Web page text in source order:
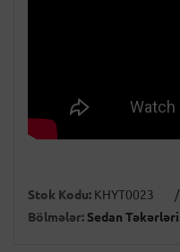
Stok Kodu: KHYT0023
/
Bölmələr: Sedan Təkərləri